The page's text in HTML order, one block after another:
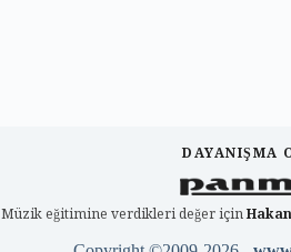
DAYANIŞMA
Müzik eğitimine verdikleri değer için